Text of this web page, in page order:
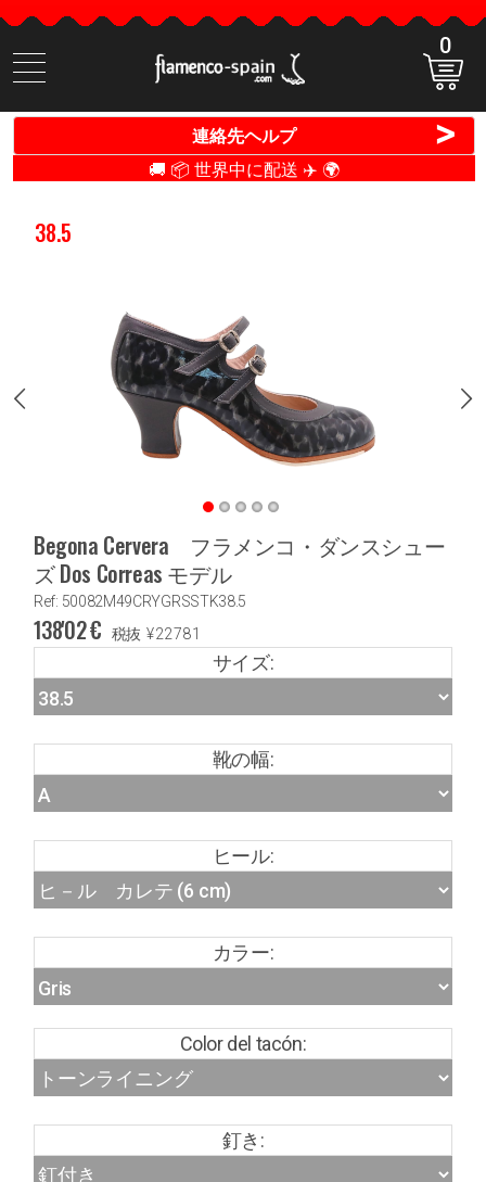
商
品
検
0
連絡先ヘルプ >
🚚 📦 世界中に配送 ✈️ 🌍
38.5
Begona Cervera フラメンコ・ダンスシュー
ズ Dos Correas モデル
Ref: 50082M49CRYGRSSTK38.5
138'02€ 税抜 ¥22781
サイズ:
靴の幅:
ヒール:
カラー:
Color del tacón:
釘き: